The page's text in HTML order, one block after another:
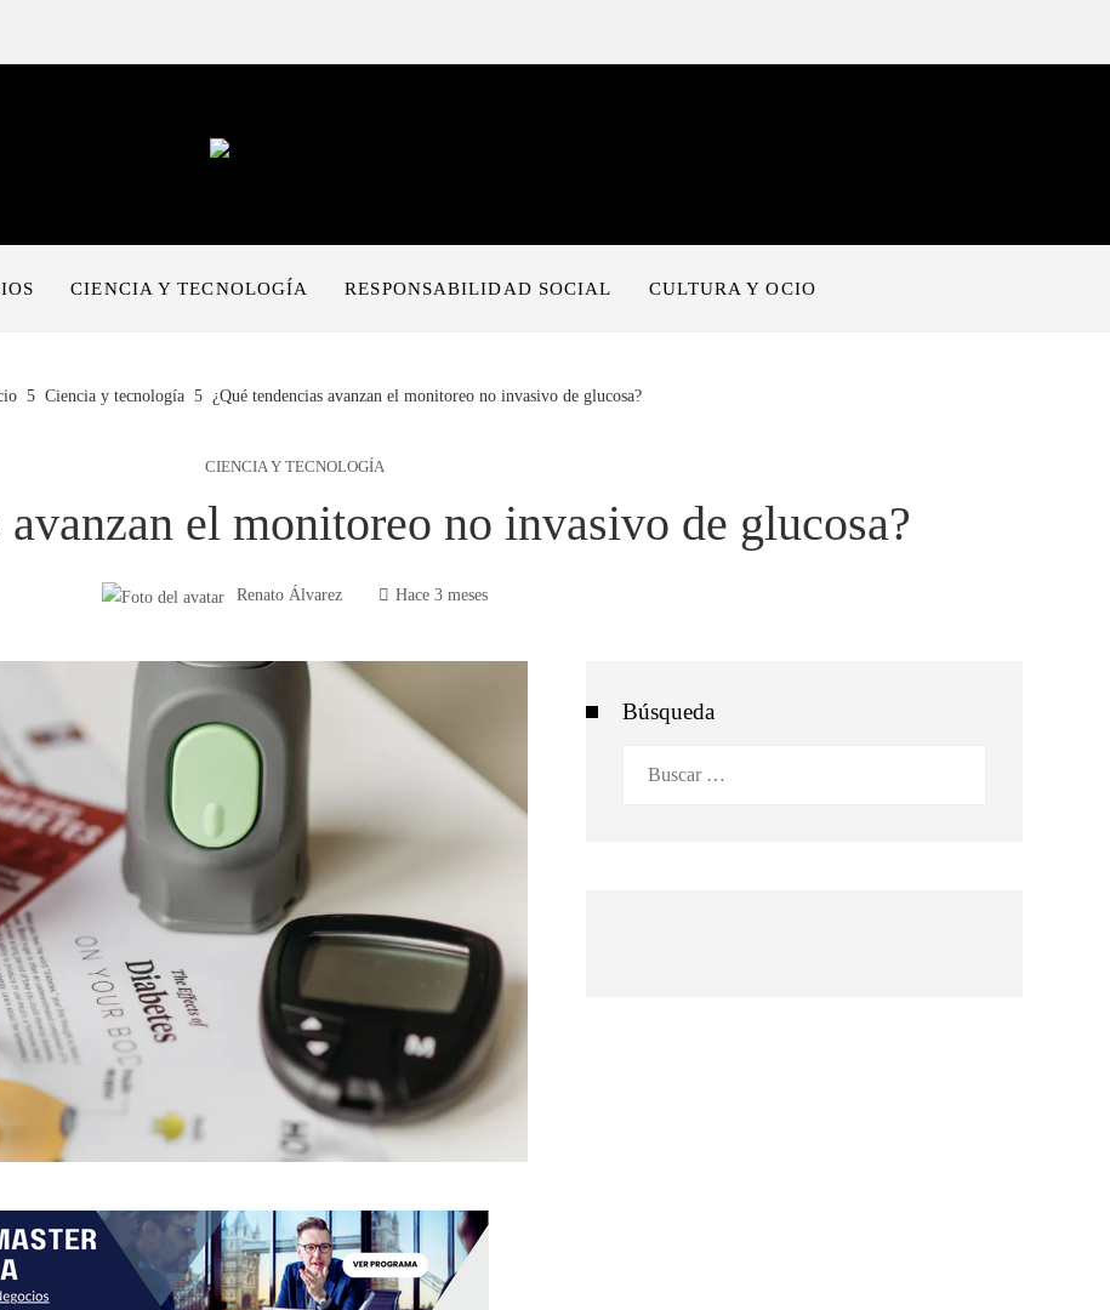
CIENCIA Y TECNOLOGÍA RESPONSABILIDAD SOCIAL CULTURA Y OCIO
Ciencia y tecnología ¿Qué tendencias avanzan el monitoreo no invasivo de glucosa?
CIENCIA Y TECNOLOGÍA
avanzan el monitoreo no invasivo de glucosa?
Renato Álvarez Hace 3 meses
Búsqueda